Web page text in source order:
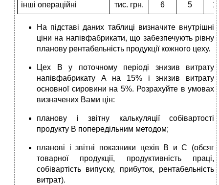
інші операційні тис. грн. 6 5
На підставі даних таблиці визначите внутрішні
ціни на напівфабрикати, що забезпечують рівну
планову рентабельність продукції кожного цеху.
Цех В у поточному періоді знизив витрату
напівфабрикату А на 15% і знизив витрату
основної сировини на 5%. Розрахуйте в умовах
визначених Вами цін:
планову і звітну калькуляції собівартості
продукту В попередільним методом;
планові і звітні показники цехів В и С (обсяг
товарної продукції, продуктивність праці,
собівартість випуску, прибуток, рентабельність
витрат).